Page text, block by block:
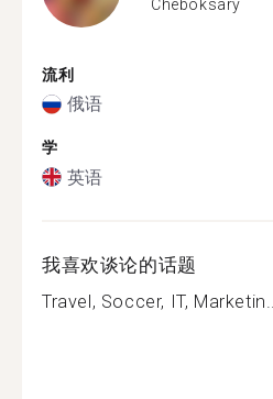
Cheboksary
流利
俄语
学
英语
我喜欢谈论的话题
Travel, Soccer, IT, Marketin...